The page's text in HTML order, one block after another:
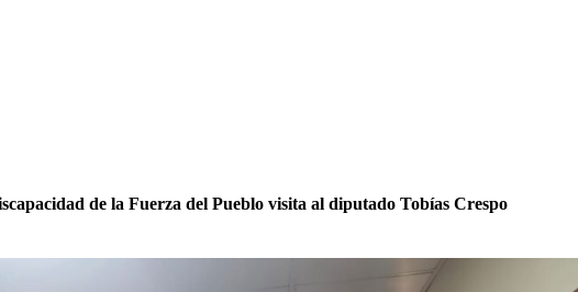
de la Fuerza del Pueblo visita al diputado Tobías Crespo